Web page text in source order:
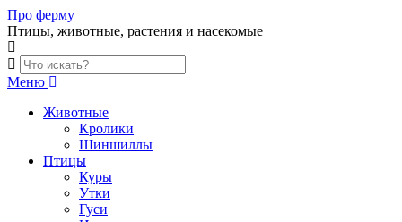
Skip
to
content
Про ферму
Птицы, животные, растения и насекомые
Меню
Животные
Кролики
Шиншиллы
Птицы
Куры
Утки
Гуси